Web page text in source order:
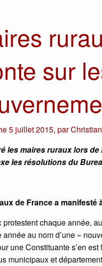
sur
5 juillet 2015,par
les maires ruraux lors
les résolutions du
de France a manifesté
protestent chaque année,
au nom d’une «
une Constituante s’en
municipaux et